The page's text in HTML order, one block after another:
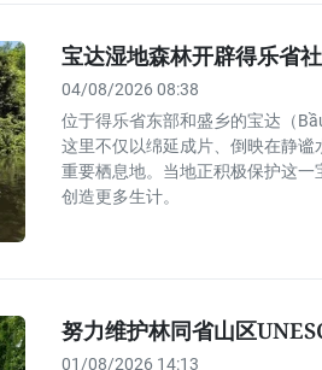
宝达湿地森林开辟得乐省
04/08/2026 08:38
位于得乐省东部和盛乡的宝达（
这里不仅以绵延成片、倒映在静
重要栖息地。当地正积极保护这
创造更多生计。
努力维护林同省山区
01/08/2026 14:13